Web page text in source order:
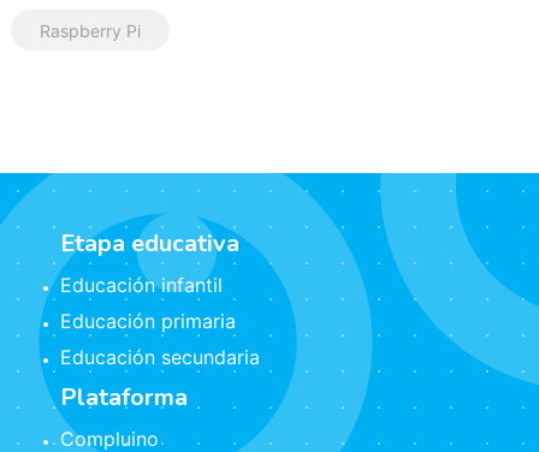
Raspberry Pi
Etapa educativa
Educación infantil
Educación primaria
Educación secundaria
Plataforma
Compluino